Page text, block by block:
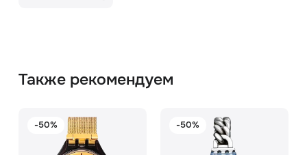
Также рекомендуем
-50% -50%